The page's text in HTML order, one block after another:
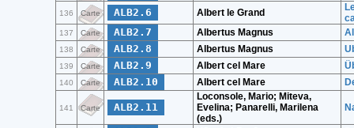
136 Carte ALB2.6 Albert le Grand
137 Carte ALB2.7 Albertus Magnus
138 Carte ALB2.8 Albertus Magnus
139 Carte ALB2.9 Albert cel Mare
140 Carte ALB2.10 Albert cel Mare
141 Carte ALB2.11
Loconsole, Mario; Miteva,
Evelina; Panarelli, Marilena
(eds.)